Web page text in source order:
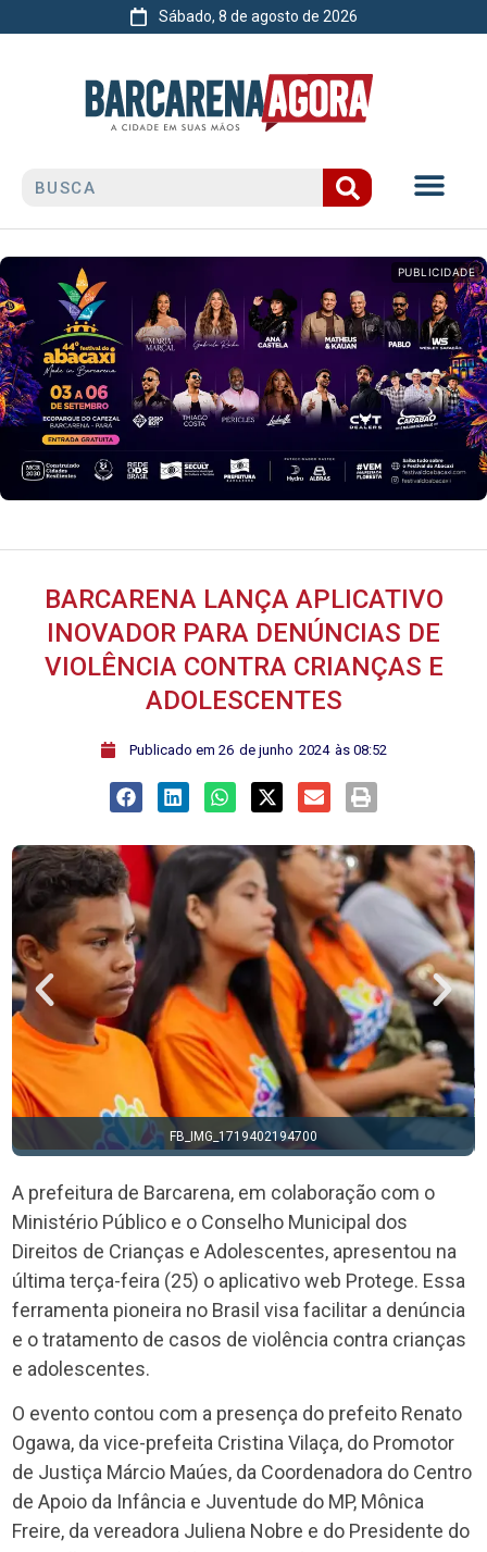
Sábado, 8 de agosto de 2026
PUBLICIDADE
BARCARENA LANÇA APLICATIVO
INOVADOR PARA DENÚNCIAS DE
VIOLÊNCIA CONTRA CRIANÇAS E
ADOLESCENTES
ﾠPublicado em 26 de junho 2024 às 08:52
A prefeitura de Barcarena, em colaboração com o
Ministério Público e o Conselho Municipal dos
Direitos de Crianças e Adolescentes, apresentou na
última terça-feira (25) o aplicativo web Protege. Essa
ferramenta pioneira no Brasil visa facilitar a denúncia
e o tratamento de casos de violência contra crianças
e adolescentes.
O evento contou com a presença do prefeito Renato
Ogawa, da vice-prefeita Cristina Vilaça, do Promotor
de Justiça Márcio Maúes, da Coordenadora do Centro
de Apoio da Infância e Juventude do MP, Mônica
Freire, da vereadora Juliena Nobre e do Presidente do